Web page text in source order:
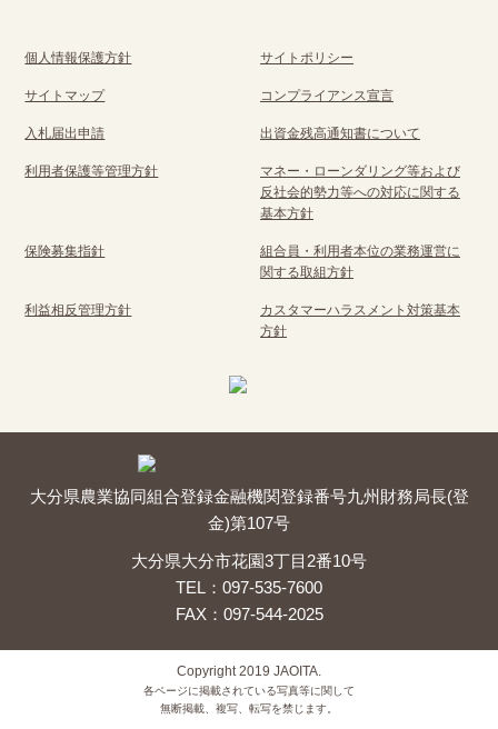
個人情報保護方針 サイトポリシー
サイトマップ コンプライアンス宣言
入札届出申請 出資金残高通知書について
利用者保護等管理方針
マネー・ローンダリング等および
反社会的勢力等への対応に関する
基本方針
保険募集指針
組合員・利用者本位の業務運営に
関する取組方針
利益相反管理方針
カスタマーハラスメント対策基本
方針
大分県農業協同組合登録金融機関登録番号九州財務局長(登
金)第107号
大分県大分市花園3丁目2番10号
TEL：097-535-7600
FAX：097-544-2025
Copyright 2019 JAOITA.
各ページに掲載されている写真等に関して
無断掲載、複写、転写を禁じます。